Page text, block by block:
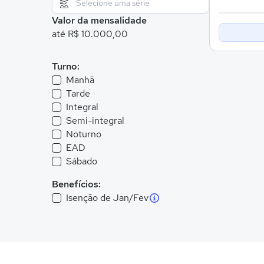
Valor da mensalidade
até R$ 10.000,00
Turno:
Manhã
Tarde
Integral
Semi-integral
Noturno
EAD
Sábado
Benefícios:
Isenção de Jan/Fev